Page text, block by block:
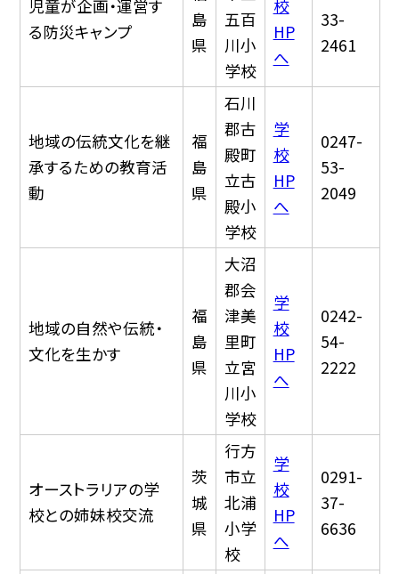
児童が企画・運営す
る防災キャンプ
島
県
五百
川小
学校
校
HP
へ
33-
2461
地域の伝統文化を継
承するための教育活
動
福
島
県
石川
郡古
殿町
立古
殿小
学校
学
校
HP
へ
0247-
53-
2049
地域の自然や伝統・
文化を生かす
福
島
県
大沼
郡会
津美
里町
立宮
川小
学校
学
校
HP
へ
0242-
54-
2222
オーストラリアの学
校との姉妹校交流
茨
城
県
行方
市立
北浦
小学
校
学
校
HP
へ
0291-
37-
6636